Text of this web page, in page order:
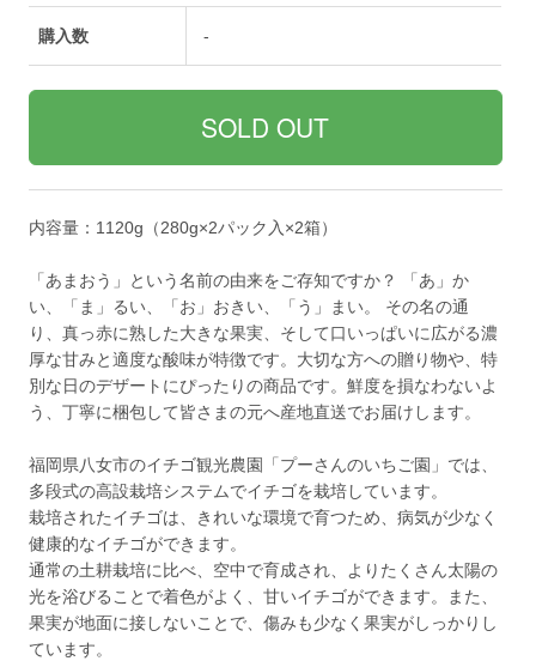
購入数 -
内容量：1120g（280g×2パック入×2箱）
「あまおう」という名前の由来をご存知ですか？ 「あ」か
い、「ま」るい、「お」おきい、「う」まい。 その名の通
り、真っ赤に熟した大きな果実、そして口いっぱいに広がる濃
厚な甘みと適度な酸味が特徴です。大切な方への贈り物や、特
別な日のデザートにぴったりの商品です。鮮度を損なわないよ
う、丁寧に梱包して皆さまの元へ産地直送でお届けします。
福岡県八女市のイチゴ観光農園「プーさんのいちご園」では、
多段式の高設栽培システムでイチゴを栽培しています。
栽培されたイチゴは、きれいな環境で育つため、病気が少なく
健康的なイチゴができます。
通常の土耕栽培に比べ、空中で育成され、よりたくさん太陽の
光を浴びることで着色がよく、甘いイチゴができます。また、
果実が地面に接しないことで、傷みも少なく果実がしっかりし
ています。